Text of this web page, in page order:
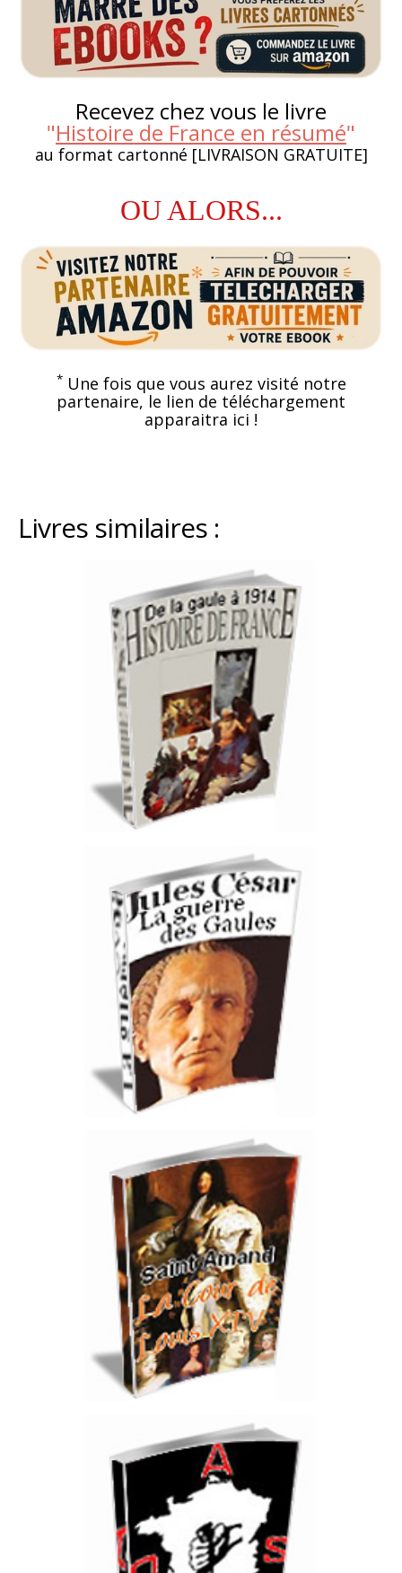
Recevez chez vous le livre
"Histoire de France en résumé"
au format cartonné [LIVRAISON GRATUITE]
OU ALORS...
*Une fois que vous aurez visité notre
partenaire, le lien de téléchargement
apparaitra ici !
Livres similaires :